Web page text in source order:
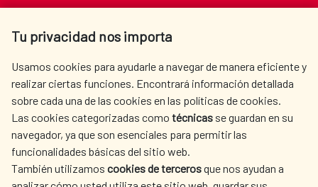
Oficina de la Cooperación Española:
México
Oficina de la Cooperación Española:
Panamá
Oficina de la Cooperación Española:
Tu privacidad nos importa
Usamos cookies para ayudarle a navegar de manera eficiente y
realizar ciertas funciones. Encontrará información detallada
sobre cada una de las cookies en las políticas de cookies.
Las cookies categorizadas como técnicas se guardan en su
navegador, ya que son esenciales para permitir las
funcionalidades básicas del sitio web.
También utilizamos cookies de tercerosque nos ayudan a
Tel. +34 900 20 30 54​​​​​​​
AECID
WHERE DO WE COOPERATE?
SPANISH HUMANITARIAN
ACTION
PRESS ROOM
CULTURE AND SCIENCE LIBRARY